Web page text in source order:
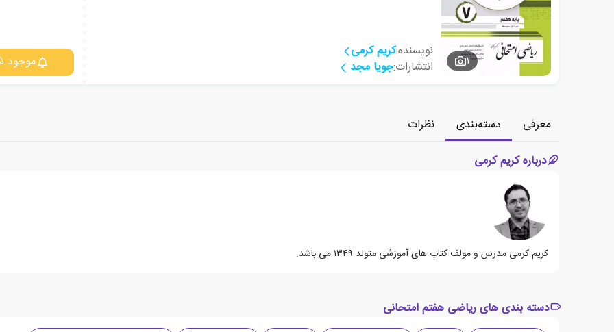
1
نویسنده:کریم کرمی
انتشارات:جویا مجد موجود
معرفی دسته‌بندی
نظرات
درباره کریم کرمی
ک‍ری‍م‌ ک‍رم‍ی‌ مدرس و مولف کتاب های آموزشی متولد ۱۳۴۹ می باشد.
دسته بندی های ریاضی هفتم امتحانی